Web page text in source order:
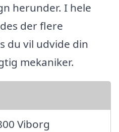
herunder. I hele
der flere
du vil udvide din
mekaniker.
Viborg